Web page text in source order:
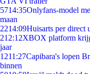
5714:35Onlyfans-model
maan
2214:09Huisarts per direct
212:12XBOX platform
jaar
1211:27Capibara's lopen
binnen